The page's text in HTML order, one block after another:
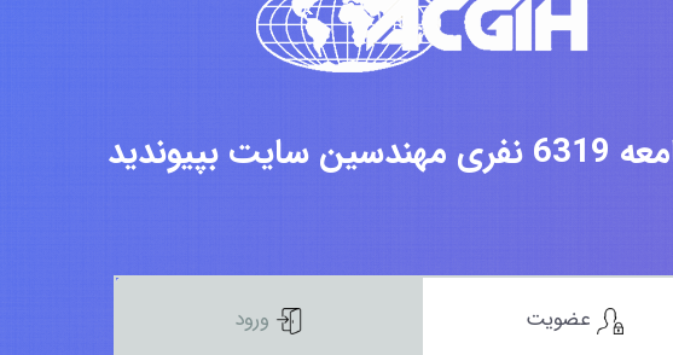
سایت بپیوندید